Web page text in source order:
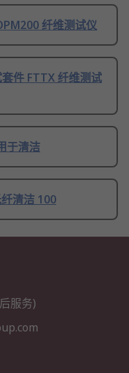
纤维测试仪
件 FTTX 纤维测试
于清洁
清洁 100
服务)